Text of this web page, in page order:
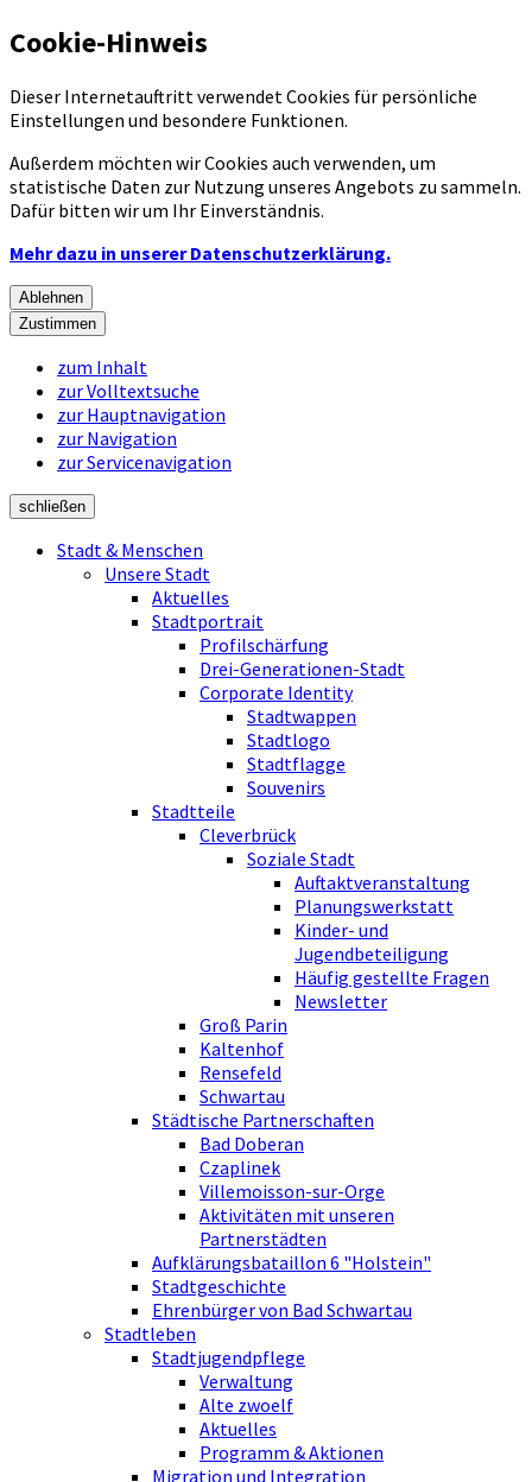
Cookie-Hinweis
Dieser Internetauftritt verwendet Cookies für persönliche
Einstellungen und besondere Funktionen.
Außerdem möchten wir Cookies auch verwenden, um
statistische Daten zur Nutzung unseres Angebots zu sammeln.
Dafür bitten wir um Ihr Einverständnis.
Mehr dazu in unserer Datenschutzerklärung.
Ablehnen
Zustimmen
zum Inhalt
zur Volltextsuche
zur Hauptnavigation
zur Navigation
zur Servicenavigation
schließen
Stadt & Menschen
Unsere Stadt
Aktuelles
Stadtportrait
Profilschärfung
Drei-Generationen-Stadt
Corporate Identity
Stadtwappen
Stadtlogo
Stadtflagge
Souvenirs
Stadtteile
Cleverbrück
Soziale Stadt
Auftaktveranstaltung
Planungswerkstatt
Kinder- und
Jugendbeteiligung
Häufig gestellte Fragen
Newsletter
Groß Parin
Kaltenhof
Rensefeld
Schwartau
Städtische Partnerschaften
Bad Doberan
Czaplinek
Villemoisson-sur-Orge
Aktivitäten mit unseren
Partnerstädten
Aufklärungsbataillon 6 "Holstein"
Stadtgeschichte
Ehrenbürger von Bad Schwartau
Stadtleben
Stadtjugendpflege
Verwaltung
Alte zwoelf
Aktuelles
Programm & Aktionen
Migration und Integration